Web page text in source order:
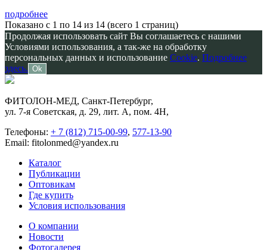
подробнее
Показано с 1 по 14 из 14 (всего 1 страниц)
Продолжая использовать сайт Вы соглашаетесь с нашими
Условиями использования, а так-же на обработку
персональных данных и использование Cookie. Подробнее
здесь. Ok
ФИТОЛОН-МЕД, Санкт-Петербург,
ул. 7-я Советская, д. 29, лит. А, пом. 4Н,
Телефоны: + 7 (812) 715-00-99, 577-13-90
Email: fitolonmed@yandex.ru
Каталог
Публикации
Оптовикам
Где купить
Условия использования
О компании
Новости
Фотогалерея